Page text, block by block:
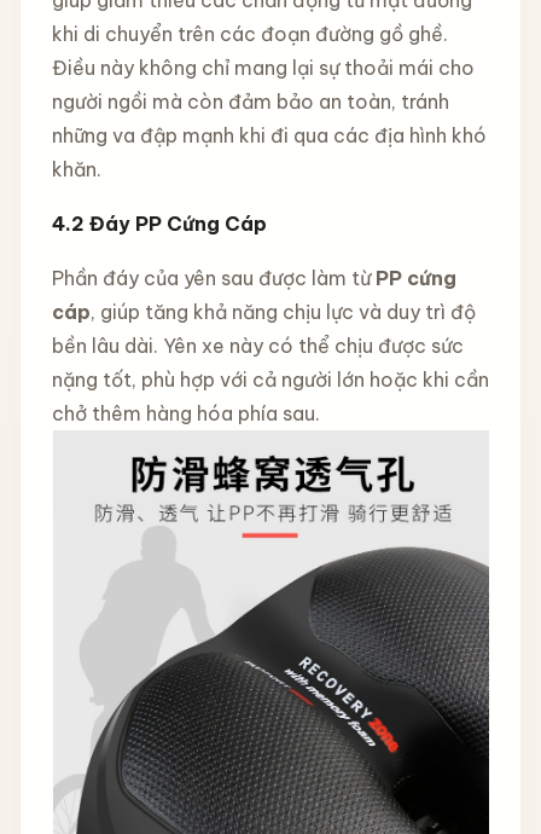
khi di chuyển trên các đoạn đường gồ ghề.
Điều này không chỉ mang lại sự thoải mái cho
người ngồi mà còn đảm bảo an toàn, tránh
những va đập mạnh khi đi qua các địa hình khó
khăn.
4.2 Đáy PP Cứng Cáp
Phần đáy của yên sau được làm từ PP cứng
cáp, giúp tăng khả năng chịu lực và duy trì độ
bền lâu dài. Yên xe này có thể chịu được sức
nặng tốt, phù hợp với cả người lớn hoặc khi cần
chở thêm hàng hóa phía sau.